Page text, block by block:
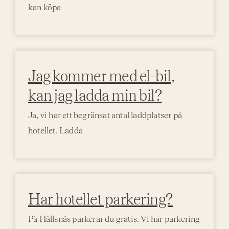
kan köpa
Jag kommer med el-bil,
kan jag ladda min bil?
Ja, vi har ett begränsat antal laddplatser på
hotellet. Ladda
Har hotellet parkering?
På Hällsnäs parkerar du gratis. Vi har parkering